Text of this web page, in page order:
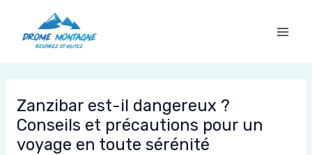
contenu
Zanzibar est-il dangereux ?
Conseils et précautions pour un
voyage en toute sérénité